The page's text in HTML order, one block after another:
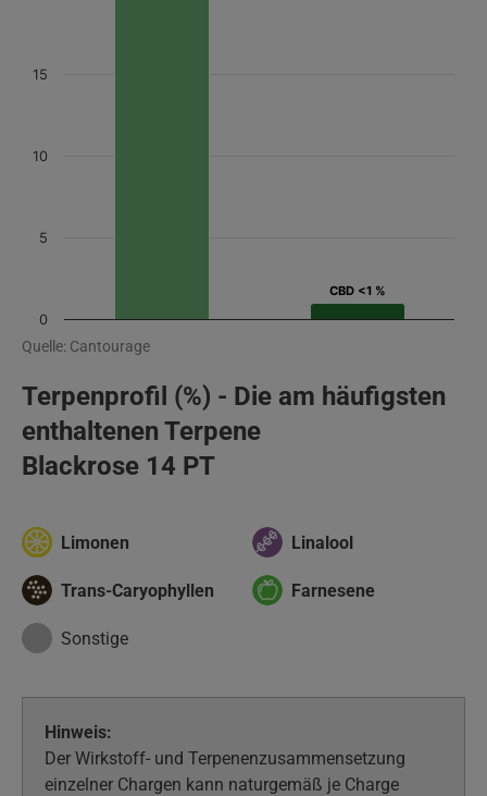
CBD <1 %
CBD <1 %
0
5
10
15
Quelle: Cantourage
Terpenprofil (%) - Die am häufigsten
enthaltenen Terpene
Blackrose 14 PT
Limonen Linalool
Trans-Caryophyllen Farnesene
Sonstige
Hinweis:
Der Wirkstoff- und Terpenenzusammensetzung
einzelner Chargen kann naturgemäß je Charge